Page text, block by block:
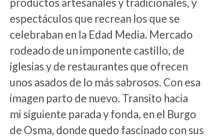
productos artesanales y tradicionales, y
espectáculos que recrean los que se
celebraban en la Edad Media. Mercado
rodeado de un imponente castillo, de
iglesias y de restaurantes que ofrecen
unos asados de lo más sabrosos. Con esa
imagen parto de nuevo. Transito hacia
mi siguiente parada y fonda, en el Burgo
de Osma, donde quedo fascinado con sus